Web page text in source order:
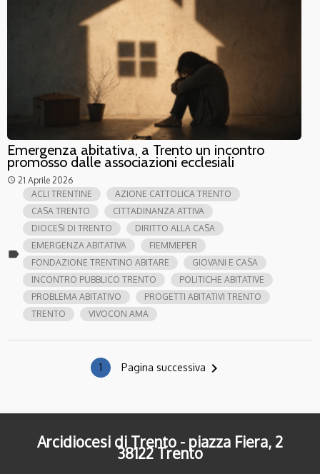
Emergenza abitativa, a Trento un incontro
promosso dalle associazioni ecclesiali
access_time 21 Aprile 2026
label
ACLI TRENTINE
AZIONE CATTOLICA TRENTO
CASA TRENTO
CITTADINANZA ATTIVA
DIOCESI DI TRENTO
DIRITTO ALLA CASA
EMERGENZA ABITATIVA
FIEMMEPER
FONDAZIONE TRENTINO ABITARE
GIOVANI E CASA
INCONTRO PUBBLICO TRENTO
POLITICHE ABITATIVE
PROBLEMA ABITATIVO
PROGETTI ABITATIVI TRENTO
TRENTO
VIVOCON AMA
1 Pagina successiva navigate_next
Arcidiocesi di Trento - piazza Fiera, 2
38122 Trento